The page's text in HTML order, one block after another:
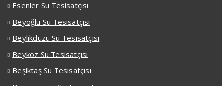
Esenler Su Tesisatçısı
Beyoğlu Su Tesisatçısı
Beylikdüzü Su Tesisatçısı
Beykoz Su Tesisatçısı
Beşiktaş Su Tesisatçısı